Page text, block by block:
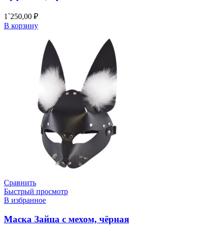
1`250,00 ₽
В корзину
Сравнить
Быстрый просмотр
В избранное
Маска Зайца с мехом, чёрная